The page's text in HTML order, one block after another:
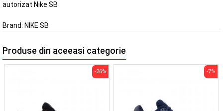
autorizat Nike SB
Brand: NIKE SB
Produse din aceeasi categorie
-26% -7%